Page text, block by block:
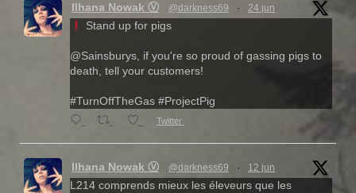
Ilhana Nowak Ⓥ @darkness69 · 24 jun
Stand up for pigs
@Sainsburys, if you're so proud of gassing pigs to
death, tell your customers!
#TurnOffTheGas #ProjectPig
Twitter
Ilhana Nowak Ⓥ @darkness69 · 12 jun
L214 comprends mieux les éleveurs que les